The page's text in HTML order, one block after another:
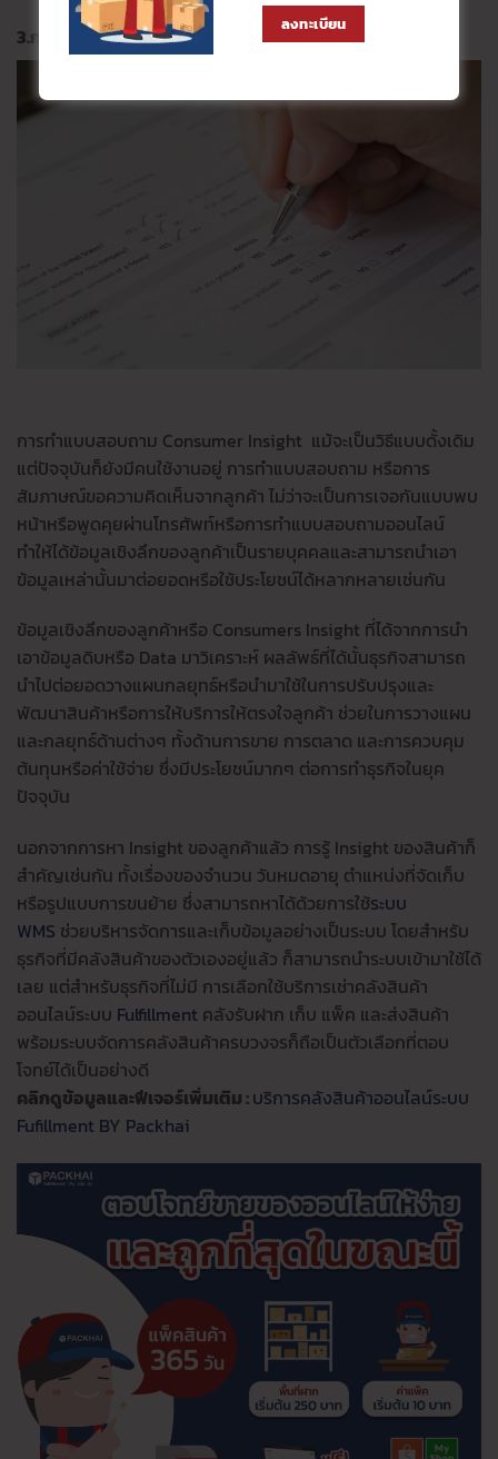
3.การหา Insight ด้วยแบบสำรวจหรือแบบสอบถาม
การทำแบบสอบถาม Consumer Insight แม้จะเป็นวิธีแบบดั้งเดิม
แต่ปัจจุบันก็ยังมีคนใช้งานอยู่ การทําแบบสอบถาม หรือการ
สัมภาษณ์ขอความคิดเห็นจากลูกค้า ไม่ว่าจะเป็นการเจอกันแบบพบ
หน้าหรือพูดคุยผ่านโทรศัพท์หรือการทําแบบสอบถามออนไลน์
ทำให้ได้ข้อมูลเชิงลึกของลูกค้าเป็นรายบุคคลและสามารถนำเอา
ข้อมูลเหล่านั้นมาต่อยอดหรือใช้ประโยชน์ได้หลากหลายเช่นกัน
ข้อมูลเชิงลึกของลูกค้าหรือ Consumers Insight ที่ได้จากการนำ
เอาข้อมูลดิบหรือ Data มาวิเคราะห์ ผลลัพธ์ที่ได้นั้นธุรกิจสามารถ
นำไปต่อยอดวางแผนกลยุทธ์หรือนำมาใช้ในการปรับปรุงและ
พัฒนาสินค้าหรือการให้บริการให้ตรงใจลูกค้า ช่วยในการวางแผน
และกลยุทธ์ด้านต่างๆ ทั้งด้านการขาย การตลาด และการควบคุม
ต้นทุนหรือค่าใช้จ่าย ซึ่งมีประโยชน์มากๆ ต่อการทำธุรกิจในยุค
ปัจจุบัน
นอกจากการหา Insight ของลูกค้าแล้ว การรู้ Insight ของสินค้าก็
สำคัญเช่นกัน ทั้งเรื่องของจำนวน วันหมดอายุ ตำแหน่งที่จัดเก็บ
หรือรูปแบบการขนย้าย ซึ่งสามารถหาได้ด้วยการใช้ระบบ
WMS ช่วยบริหารจัดการและเก็บข้อมูลอย่างเป็นระบบ โดยสำหรับ
ธุรกิจที่มีคลังสินค้าของตัวเองอยู่แล้ว ก็สามารถนำระบบเข้ามาใช้ได้
เลย แต่สำหรับธุรกิจที่ไม่มี การเลือกใช้บริการเช่าคลังสินค้า
ออนไลน์ระบบ Fulfillment คลังรับฝาก เก็บ แพ็ค และส่งสินค้า
พร้อมระบบจัดการคลังสินค้าครบวงจรก็ถือเป็นตัวเลือกที่ตอบ
โจทย์ได้เป็นอย่างดี
คลิกดูข้อมูลและฟีเจอร์เพิ่มเติม :บริการคลังสินค้าออนไลน์ระบบ
Fufillment BY Packhai
ลงทะเบียน